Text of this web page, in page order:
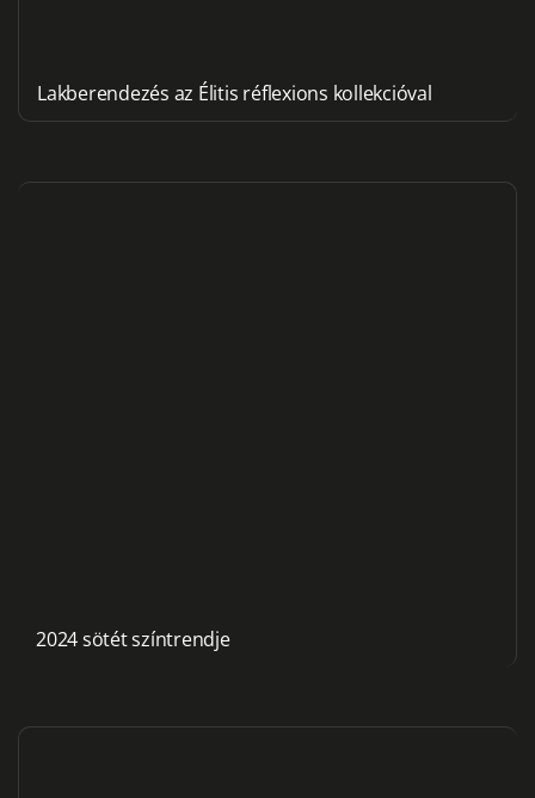
Lakberendezés az Élitis réflexions kollekcióval
2024 sötét színtrendje